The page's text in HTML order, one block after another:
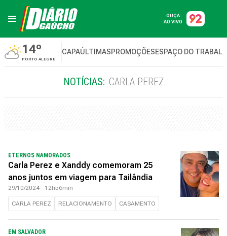
OUÇA
AO VIVO
14º
PORTO ALEGRE
CAPAÚLTIMASPROMOÇÕESESPAÇO DO
NOTÍCIAS: CARLA PEREZ
ETERNOS NAMORADOS
Carla Perez e Xanddy comemoram 25
anos juntos em viagem para Tailândia
29/10/2024 - 12h56min
CARLA PEREZ RELACIONAMENTO CASAMENTO
EM SALVADOR